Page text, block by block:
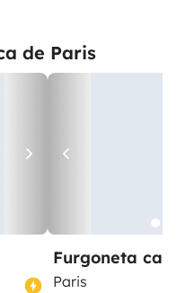
de Paris
Furgoneta
Paris